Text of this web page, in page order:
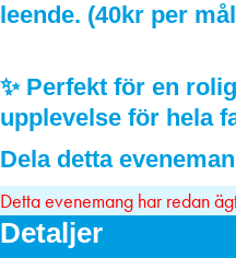
leende. (40kr per
✨ Perfekt för en
upplevelse för hela
Dela detta
Detta evenemang har redan
Detaljer